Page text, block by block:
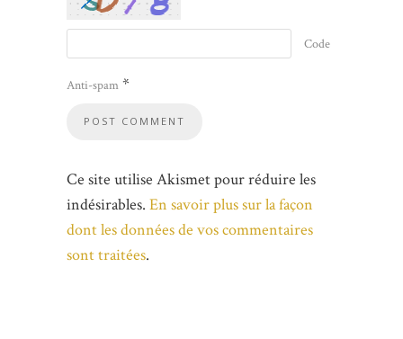
Code
Anti-spam *
Ce site utilise Akismet pour réduire les
indésirables. En savoir plus sur la façon
dont les données de vos commentaires
sont traitées.